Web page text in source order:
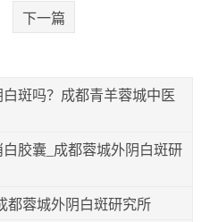
下一篇
斑吗？成都青羊蓉城中医
胶囊_成都蓉城外阴白斑研
都蓉城外阴白斑研究所